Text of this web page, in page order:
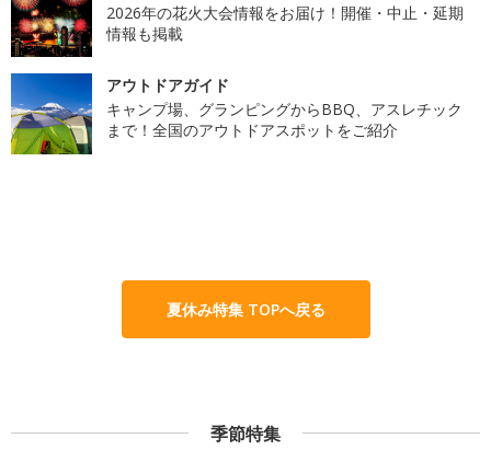
2026年の花火大会情報をお届け！開催・中止・延期
情報も掲載
アウトドアガイド
キャンプ場、グランピングからBBQ、アスレチック
まで！全国のアウトドアスポットをご紹介
夏休み特集 TOPへ戻る
季節特集